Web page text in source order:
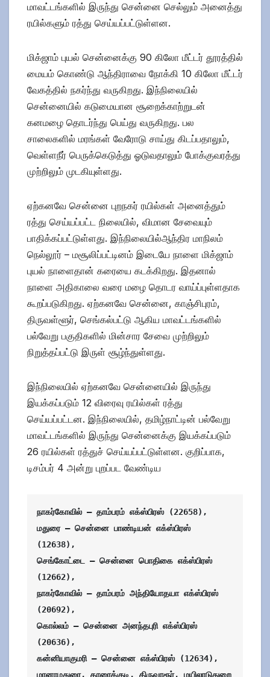
மாவட்டங்களில் இருந்து சென்னை செல்லும் அனைத்து
ரயில்களும் ரத்து செய்யப்பட்டுள்ளன.
மிக்ஜாம் புயல் சென்னைக்கு 90 கிலோ மீட்டர் தூரத்தில்
மையம் கொண்டு ஆந்திராவை நோக்கி 10 கிலோ மீட்டர்
வேகத்தில் நகர்ந்து வருகிறது. இந்நிலையில்
சென்னையில் கடுமையான சூறைக்காற்றுடன்
கனமழை தொடர்ந்து பெய்து வருகிறது. பல
சாலைகளில் மரங்கள் வேரோடு சாய்து கிடப்பதாலும்,
வெள்ளநீர் பெருக்கெடுத்து ஓடுவதாலும் போக்குவரத்து
முற்றிலும் முடகியுள்ளது.
ஏற்கனவே சென்னை புறநகர் ரயில்கள் அனைத்தும்
ரத்து செய்யப்பட்ட நிலையில், விமான சேவையும்
பாதிக்கப்பட்டுள்ளது. இந்நிலையில்ஆந்திர மாநிலம்
நெல்லூர் – மசூலிப்பட்டினம் இடையே நாளை மிக்ஜாம்
புயல் நாளைதான் கரையை கடக்கிறது. இதனால்
நாளை அதிகாலை வரை மழை தொடர வாய்ப்புள்ளதாக
கூறப்படுகிறது. ஏற்கனவே சென்னை, காஞ்சிபுரம்,
திருவள்ளூர், செங்கல்பட்டு ஆகிய மாவட்டங்களில்
பல்வேறு பகுதிகளில் மின்சார சேவை முற்றிலும்
நிறுத்தப்பட்டு இருள் சூழ்ந்துள்ளது.
இந்நிலையில் ஏற்கனவே சென்னையில் இருந்து
இயக்கப்படும் 12 விரைவு ரயில்கள் ரத்து
செய்யப்பட்டன. இந்நிலையில், தமிழ்நாட்டின் பல்வேறு
மாவட்டங்களில் இருந்து சென்னைக்கு இயக்கப்படும்
26 ரயில்கள் ரத்துச் செய்யப்பட்டுள்ளன. குறிப்பாக,
டிசம்பர் 4 அன்று புறப்பட வேண்டிய
நாகர்கோவில் – தாம்பரம் எக்ஸ்பிரஸ் (22658),
மதுரை – சென்னை பாண்டியன் எக்ஸ்பிரஸ்
(12638),
செங்கோட்டை – சென்னை பொதிகை எக்ஸ்பிரஸ்
(12662),
நாகர்கோவில் – தாம்பரம் அந்தியோதயா எக்ஸ்பிரஸ்
(20692),
கொல்லம் – சென்னை அனந்தபுரி எக்ஸ்பிரஸ்
(20636),
கன்னியாகுமரி – சென்னை எக்ஸ்பிரஸ் (12634),
மானாமதுரை, காரைக்குடி, திருவாரூர், மயிலாடுதுறை